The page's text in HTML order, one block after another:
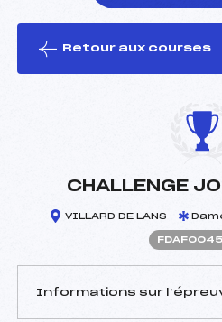
le ski
Retour aux courses
CHALLENGE
VILLARD DE LANS
Informations sur